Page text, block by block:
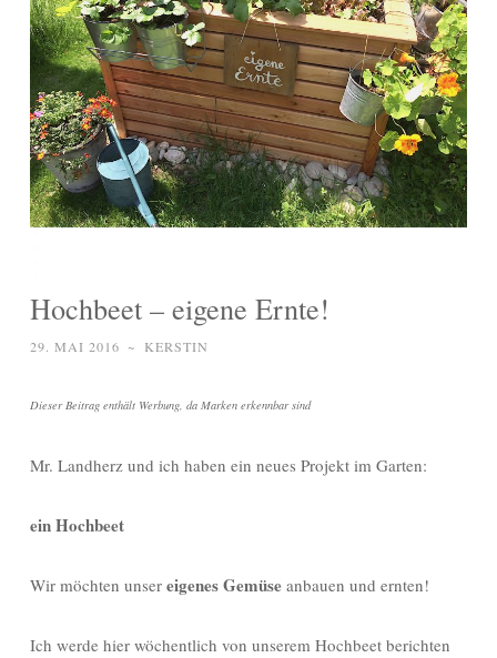
Hochbeet – eigene Ernte!
29. MAI 2016 ~ KERSTIN
Dieser Beitrag enthält Werbung, da Marken erkennbar sind
Mr. Landherz und ich haben ein neues Projekt im Garten:
ein Hochbeet
Wir möchten unser eigenes Gemüse anbauen und ernten!
Ich werde hier wöchentlich von unserem Hochbeet berichten